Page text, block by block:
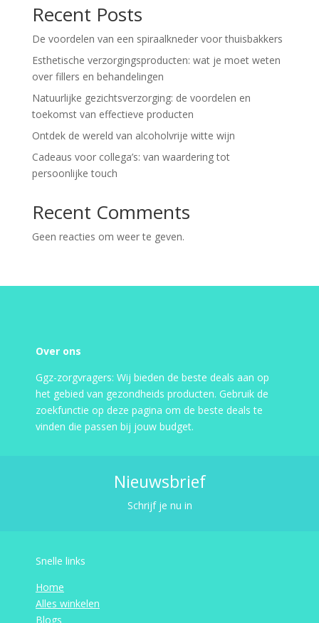
Recent Posts
De voordelen van een spiraalkneder voor thuisbakkers
Esthetische verzorgingsproducten: wat je moet weten
over fillers en behandelingen
Natuurlijke gezichtsverzorging: de voordelen en
toekomst van effectieve producten
Ontdek de wereld van alcoholvrije witte wijn
Cadeaus voor collega’s: van waardering tot
persoonlijke touch
Recent Comments
Geen reacties om weer te geven.
Over ons
Ggz-zorgvragers: Wij bieden de beste deals aan op
het gebied van gezondheids producten. Gebruik de
zoekfunctie op deze pagina om de beste deals te
vinden die passen bij jouw budget.
Nieuwsbrief
Schrijf je nu in
Snelle links
Home
Alles winkelen
Blogs